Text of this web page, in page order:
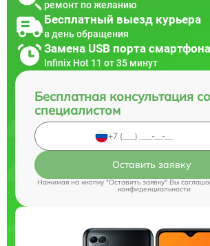
ремонт по желанию
Бесплатный выезд курьера
в день обращения
Замена USB порта смартфона
Infinix Hot 11 от 35 минут
Бесплатная консультация со
специалистом
Оставить заявку
Нажимая на кнопку "Оставить заявку" Вы
конфиденциальности